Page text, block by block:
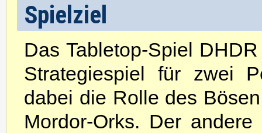
Spielziel
Das Tabletop-Spiel
Strategiespiel für zwei
dabei die Rolle des
Mordor-Orks. Der